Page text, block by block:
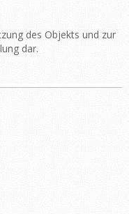
des Objekts und zur
dar.